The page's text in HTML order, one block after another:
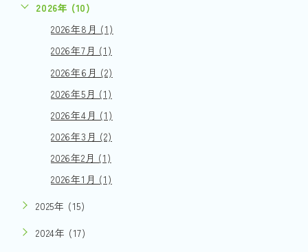
2026年 (10)
2026年8月 (1)
2026年7月 (1)
2026年6月 (2)
2026年5月 (1)
2026年4月 (1)
2026年3月 (2)
2026年2月 (1)
2026年1月 (1)
2025年 (15)
2024年 (17)